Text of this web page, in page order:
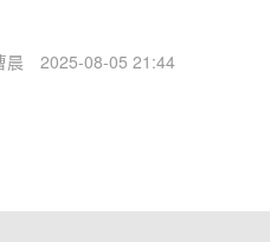
晨 2025-08-05 21:44